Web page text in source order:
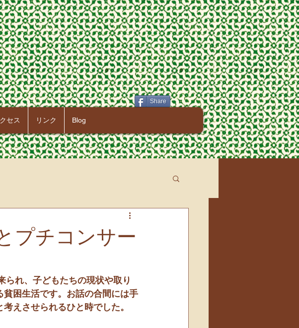
Share
セス リンク Blog
プチコンサー
られ、子どもたちの現状や取り
困生活です。お話の合間には手
えさせられるひと時でした。